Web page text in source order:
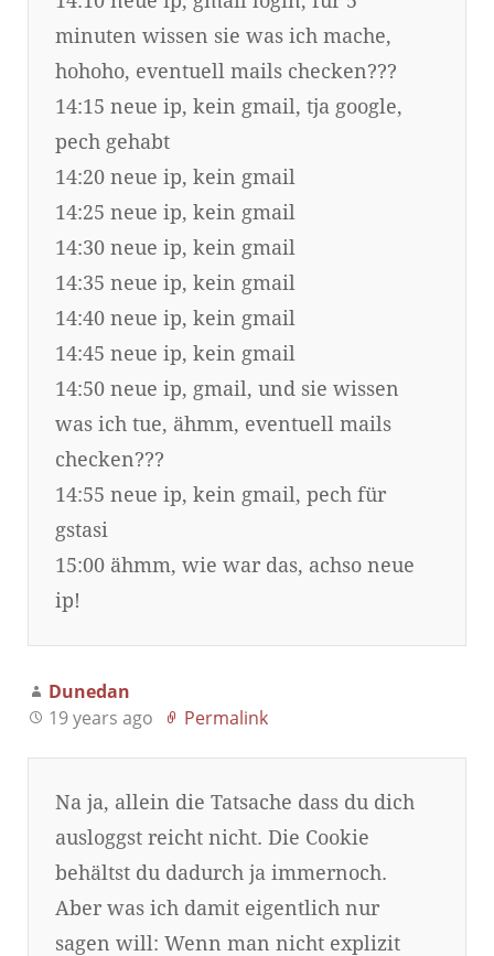
minuten wissen sie was ich mache,
hohoho, eventuell mails checken???
14:15 neue ip, kein gmail, tja google,
pech gehabt
14:20 neue ip, kein gmail
14:25 neue ip, kein gmail
14:30 neue ip, kein gmail
14:35 neue ip, kein gmail
14:40 neue ip, kein gmail
14:45 neue ip, kein gmail
14:50 neue ip, gmail, und sie wissen
was ich tue, ähmm, eventuell mails
checken???
14:55 neue ip, kein gmail, pech für
gstasi
15:00 ähmm, wie war das, achso neue
ip!
Dunedan
19 years ago
Permalink
Na ja, allein die Tatsache dass du dich
ausloggst reicht nicht. Die Cookie
behältst du dadurch ja immernoch.
Aber was ich damit eigentlich nur
sagen will: Wenn man nicht explizit